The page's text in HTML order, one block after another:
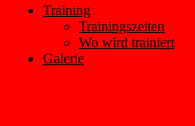
Training
Trainingszeiten
Wo wird trainiert
Galerie